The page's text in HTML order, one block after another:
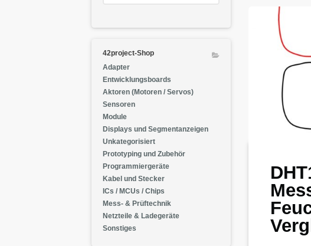
42project-Shop
Adapter
Entwicklungsboards
Aktoren (Motoren / Servos)
Sensoren
Module
Displays und Segmentanzeigen
Unkategorisiert
Prototyping und Zubehör
Programmiergeräte
Kabel und Stecker
ICs / MCUs / Chips
Mess- & Prüftechnik
Netzteile & Ladegeräte
Sonstiges